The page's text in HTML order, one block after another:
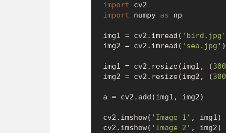
import
import numpy as np
img1 = cv2.imread( 'bird.jpg'
img2 = cv2.imread( 'sea.jpg' )
img1 = cv2.resize(img1, (300
img2 = cv2.resize(img2, (300
a = cv2.add(img1, img2)
cv2.imshow( 'Image 1' , img1)
cv2.imshow( 'Image 2' , img2)